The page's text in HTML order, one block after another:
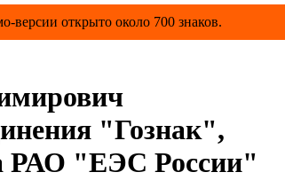
открыто около 700 знаков.
"Гознак",
РАО "ЕЭС России"